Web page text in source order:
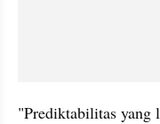
"Prediktabilitas yang